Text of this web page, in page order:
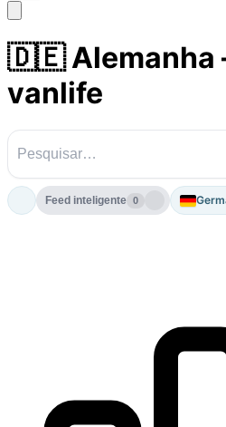
🇩🇪 Alemanha
vanlife
Feed inteligente 0